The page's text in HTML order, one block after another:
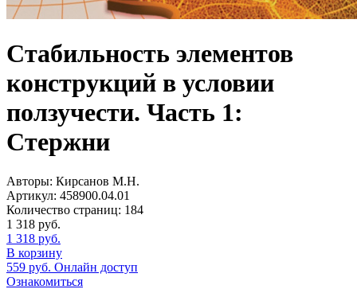
Стабильность элементов
конструкций в условии
ползучести. Часть 1:
Стержни
Авторы: Кирсанов М.Н.
Артикул: 458900.04.01
Количество страниц: 184
1 318 руб.
1 318 руб.
В корзину
559 руб. Онлайн доступ
Ознакомиться